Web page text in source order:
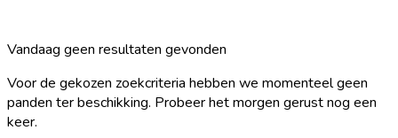
Vandaag geen resultaten gevonden
Voor de gekozen zoekcriteria hebben we momenteel geen
panden ter beschikking. Probeer het morgen gerust nog een
keer.